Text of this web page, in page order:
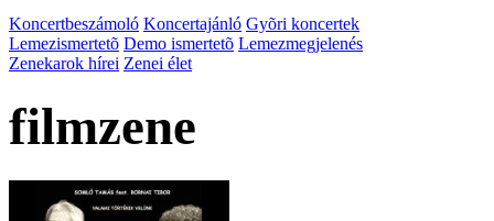
Koncertbeszámoló Koncertajánló Gyõri koncertek
Lemezismertetõ Demo ismertetõ Lemezmegjelenés
Zenekarok hírei Zenei élet
filmzene